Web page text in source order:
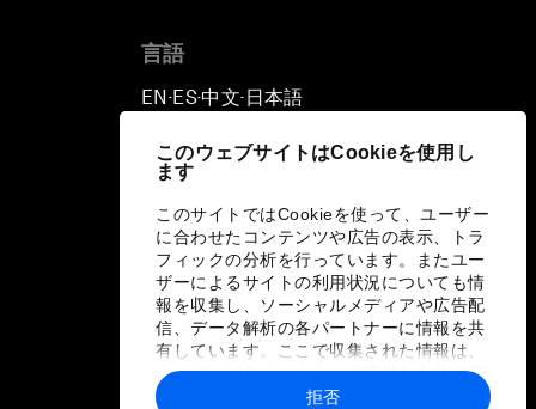
このウェブサイトはCookieを使用し
ます
このサイトではCookieを使って、ユーザー
に合わせたコンテンツや広告の表示、トラ
フィックの分析を行っています。またユー
ザーによるサイトの利用状況についても情
報を収集し、ソーシャルメディアや広告配
信、データ解析の各パートナーに情報を共
有しています。ここで収集された情報は、
ユーザーが各パートナーに提供した他の情
報や各パートナーのサービスを使用した際
拒否
言語
EN ▪ ES▪中文▪ 日本語